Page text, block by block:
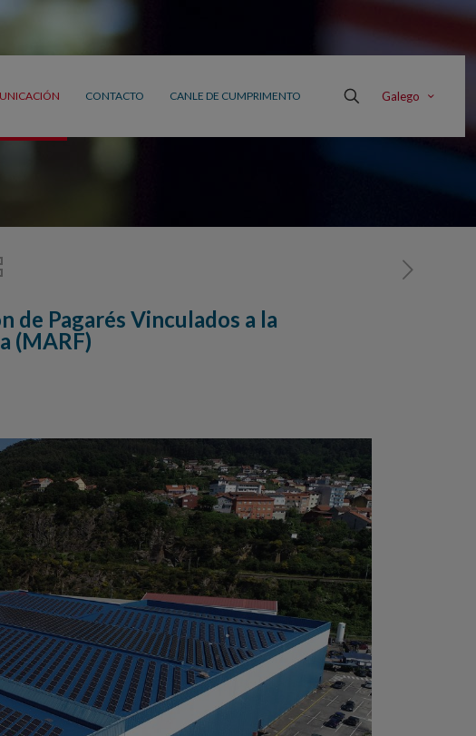
CONTACTO CANLE DE CUMPRIMENTO Galego
de Pagarés Vinculados a la
(MARF)